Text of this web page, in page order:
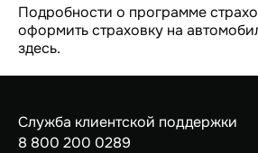
Подробности о программе
оформить страховку на
здесь.
Служба клиентской поддержки
8 800 200 0289